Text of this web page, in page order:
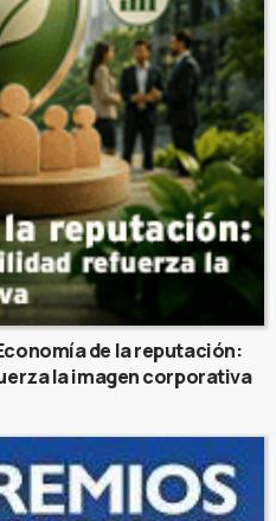
de la reputación:
la imagen corporativa